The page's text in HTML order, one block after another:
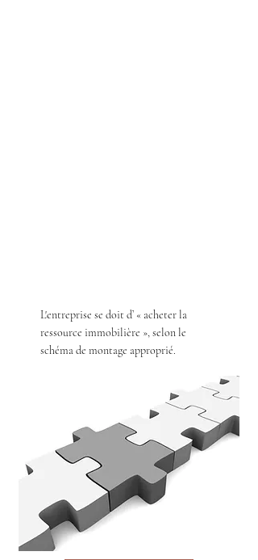
L'entreprise se doit d’ « acheter la
ressource immobilière », selon le
schéma de montage approprié.